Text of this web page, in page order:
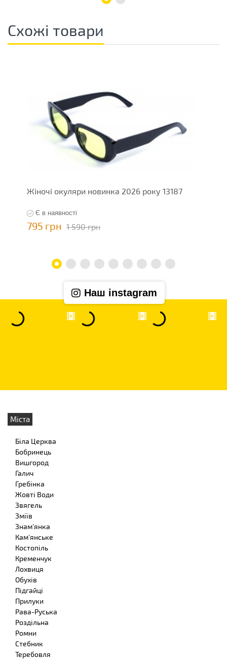
Схожі товари
Жіночі окуляри новинка 2026 року 13187
Є в наявності
795 грн 1 590 грн
Наш instagram
Міста
Біла Церква
Бобринець
Вишгород
Галич
Гребінка
Жовті Води
Звягель
Зміїв
Знам'янка
Кам'янське
Костопіль
Кременчук
Лохвиця
Обухів
Підгайці
Прилуки
Рава-Руська
Роздільна
Ромни
Стебник
Теребовля